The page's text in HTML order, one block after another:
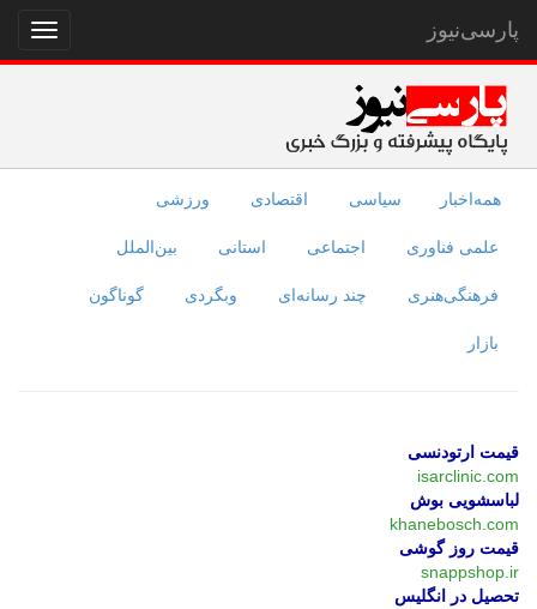
نمایش
منو
پارسی‌نیوز
همه‌اخبار سیاسی اقتصادی ورزشی
علمی فناوری اجتماعی استانی بین‌الملل
فرهنگی‌هنری چند رسانه‌ای وبگردی گوناگون
بازار
قیمت ارتودنسی
isarclinic.com
لباسشویی بوش
khanebosch.com
قیمت روز گوشی
snappshop.ir
تحصیل در انگلیس